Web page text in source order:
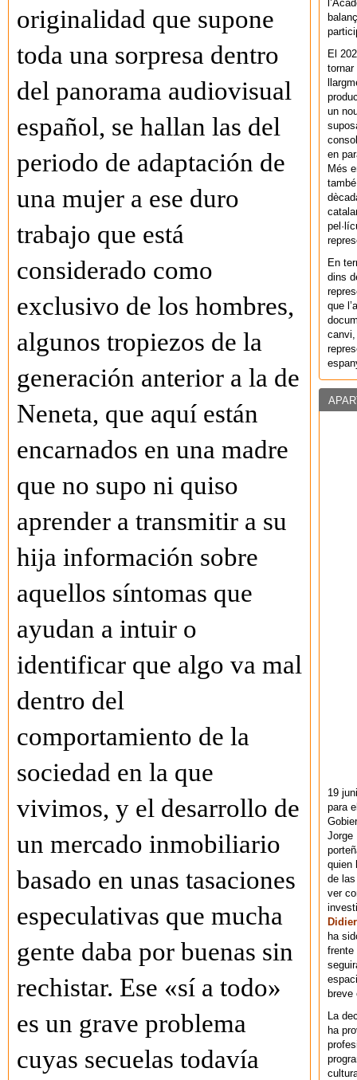
originalidad que supone
toda una sorpresa dentro
del panorama audiovisual
español, se hallan las del
periodo de adaptación de
una mujer a ese duro
trabajo que está
considerado como
exclusivo de los hombres,
algunos tropiezos de la
generación anterior a la de
Neneta, que aquí están
encarnados en una madre
que no supo ni quiso
aprender a transmitir a su
hija información sobre
aquellos síntomas que
ayudan a intuir o
identificar que algo va mal
dentro del
comportamiento de la
sociedad en la que
vivimos, y el desarrollo de
un mercado inmobiliario
basado en unas tasaciones
especulativas que mucha
gente daba por buenas sin
rechistar. Ese «sí a todo»
es un grave problema
cuyas secuelas todavía
El
un
en
Més
En
dins
que
canvi,
19
para
Jorge
quien
de
ver
Didier
ha
frente
breve
La
ha